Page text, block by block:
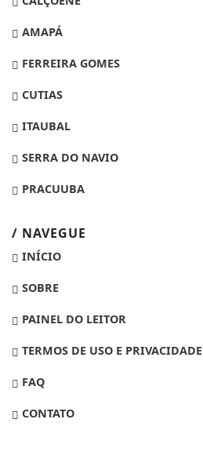
AMAPÁ
FERREIRA GOMES
CUTIAS
ITAUBAL
SERRA DO NAVIO
PRACUUBA
/ NAVEGUE
INÍCIO
SOBRE
PAINEL DO LEITOR
TERMOS DE USO E PRIVACIDADE
FAQ
CONTATO